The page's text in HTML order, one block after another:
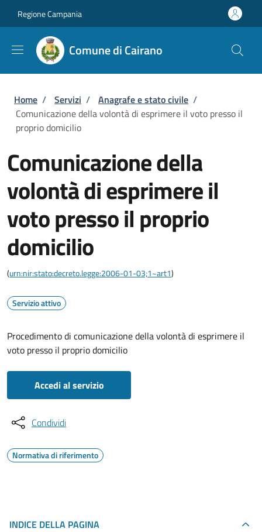
Regione Campania
Comune di Cairano
Briciole di pane
Home / Servizi / Anagrafe e stato civile /
Comunicazione della volontà di esprimere il voto presso il
proprio domicilio
Comunicazione della
volontà di esprimere il
voto presso il proprio
domicilio
(urn:nir:stato:decreto.legge:2006-01-03;1~art1)
Servizio attivo
Procedimento di comunicazione della volontà di esprimere il
voto presso il proprio domicilio
Accedi al servizio
Condividi
Normativa di riferimento
INDICE DELLA PAGINA